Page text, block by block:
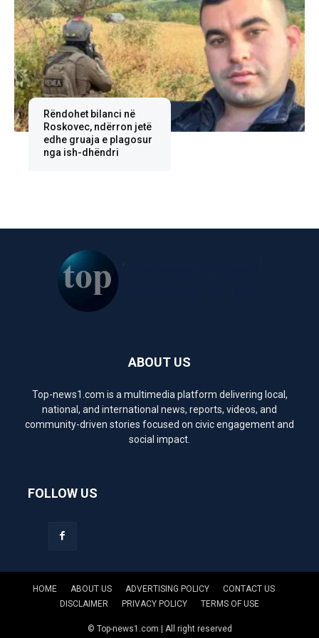
Rëndohet bilanci në
Roskovec, ndërron jetë
edhe gruaja e plagosur
nga ish-dhëndri
ABOUT US
Top-news1.com is a multimedia platform delivering local,
national, and international news, reports, videos, and
community-driven stories focused on civic engagement and
social impact.
FOLLOW US
HOME ABOUT US ADVERTISING POLICY
CONTACT US
DISCLAIMER
PRIVACY POLICY TERMS OF USE
© Top-news1.com | All right reserved